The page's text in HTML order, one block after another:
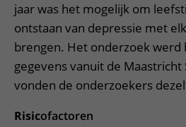
jaar was het mogelijk om
ontstaan van depressie met
brengen. Het onderzoek werd
gegevens vanuit de
vonden de onderzoekers
Risicofactoren